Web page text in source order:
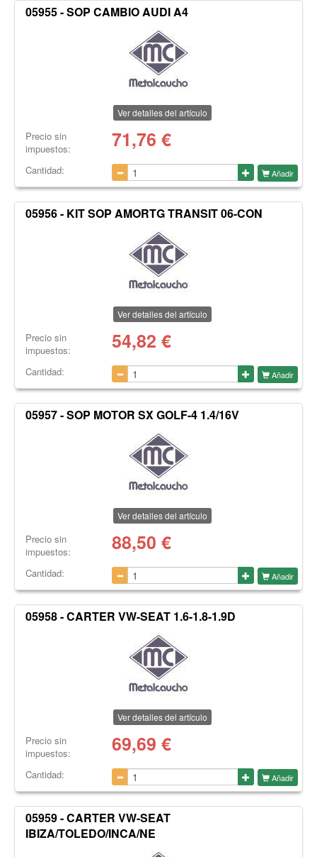
05955 - SOP CAMBIO AUDI A4
Ver detalles del artículo
Precio sin
impuestos:
71,76 €
Cantidad: Añadir
05956 - KIT SOP AMORTG TRANSIT 06-CON
Ver detalles del artículo
Precio sin
impuestos:
54,82 €
Cantidad: Añadir
05957 - SOP MOTOR SX GOLF-4 1.4/16V
Ver detalles del artículo
Precio sin
impuestos:
88,50 €
Cantidad: Añadir
05958 - CARTER VW-SEAT 1.6-1.8-1.9D
Ver detalles del artículo
Precio sin
impuestos:
69,69 €
Cantidad: Añadir
05959 - CARTER VW-SEAT
IBIZA/TOLEDO/INCA/NE